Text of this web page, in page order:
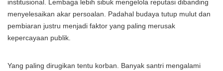
institusional. Lembaga lebih sibuk mengelola reputasi dibanding
menyelesaikan akar persoalan. Padahal budaya tutup mulut dan
pembiaran justru menjadi faktor yang paling merusak
kepercayaan publik.
Yang paling dirugikan tentu korban. Banyak santri mengalami